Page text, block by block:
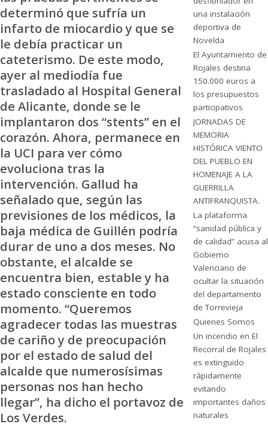
determinó que sufría un
infarto de miocardio y que se
le debía practicar un
cateterismo. De este modo,
ayer al mediodía fue
trasladado al Hospital General
de Alicante, donde se le
implantaron dos “stents” en el
corazón. Ahora, permanece en
la UCI para ver cómo
evoluciona tras la
intervención. Gallud ha
señalado que, según las
previsiones de los médicos, la
baja médica de Guillén podría
durar de uno a dos meses. No
obstante, el alcalde se
encuentra bien, estable y ha
estado consciente en todo
momento. “Queremos
agradecer todas las muestras
de cariño y de preocupación
por el estado de salud del
alcalde que numerosísimas
personas nos han hecho
llegar”, ha dicho el portavoz de
Los Verdes.
una instalación
deportiva de
Novelda
El Ayuntamiento de
Rojales destina
150.000 euros a
los presupuestos
participativos
JORNADAS DE
MEMORIA
HISTÓRICA VIENTO
DEL PUEBLO EN
HOMENAJE A LA
GUERRILLA
ANTIFRANQUISTA.
La plataforma
“sanidad pública y
de calidad” acusa al
Gobierno
Valenciano de
ocultar la situación
del departamento
de Torrevieja
Quienes Somos
Un incendio en El
Recorral de Rojales
es extinguido
rápidamente
evitando
importantes daños
naturales